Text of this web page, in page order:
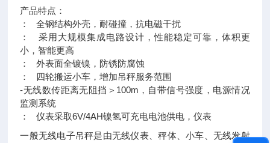
产品特点：
： 全钢结构外壳，耐碰撞，抗电磁干扰
： 采用大规模集成电路设计，性能稳定可靠，体积更
小，智能更高
： 外表面全镀镍，防锈防腐蚀
： 四轮搬运小车，增加吊秤服务范围
-无线数传距离无阻挡＞100m，自带信号强度，电源情况
监测系统
： 仪表采取6V/4AH镍氢可充电电池供电，仪表
一般无线电子吊秤是由无线仪表、秤体、小车、无线发射